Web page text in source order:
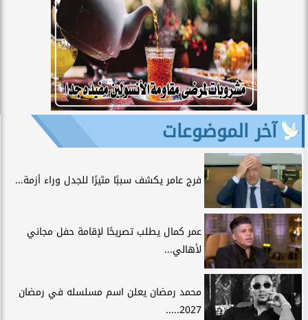
آخر الموضوعات
فرج عامر يكشف سببًا مثيرًا للجدل وراء أزمة...
عمر كمال يطلب تصريحًا لإقامة حفل مجاني
لأهالي...
محمد رمضان يعلن اسم مسلسله في رمضان
2027.....